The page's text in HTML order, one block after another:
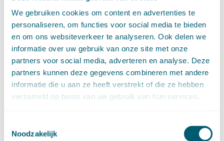
We gebruiken cookies om content en advertenties te
personaliseren, om functies voor social media te bieden
en om ons websiteverkeer te analyseren. Ook delen we
informatie over uw gebruik van onze site met onze
partners voor social media, adverteren en analyse. Deze
partners kunnen deze gegevens combineren met andere
informatie die u aan ze heeft verstrekt of die ze hebben
verzameld op basis van uw gebruik van hun services.
Noodzakelijk
maart (14)
februari (11)
januari (15)
►
2020 (154)
december (6)
november (14)
oktober (14)
september (8)
augustus (2)
mei (12)